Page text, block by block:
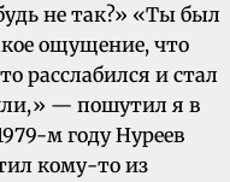
не так?» «Ты был
ощущение, что
расслабился и стал
— пошутил я в
м году Нуреев
кому-то из